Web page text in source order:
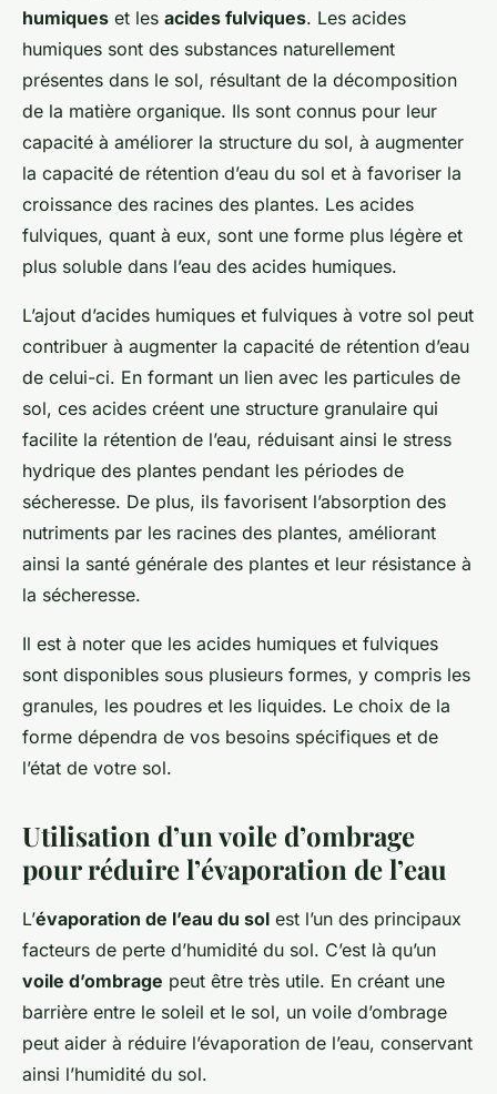
humiques et les acides fulviques. Les acides
humiques sont des substances naturellement
présentes dans le sol, résultant de la décomposition
de la matière organique. Ils sont connus pour leur
capacité à améliorer la structure du sol, à augmenter
la capacité de rétention d’eau du sol et à favoriser la
croissance des racines des plantes. Les acides
fulviques, quant à eux, sont une forme plus légère et
plus soluble dans l’eau des acides humiques.
L’ajout d’acides humiques et fulviques à votre sol peut
contribuer à augmenter la capacité de rétention d’eau
de celui-ci. En formant un lien avec les particules de
sol, ces acides créent une structure granulaire qui
facilite la rétention de l’eau, réduisant ainsi le stress
hydrique des plantes pendant les périodes de
sécheresse. De plus, ils favorisent l’absorption des
nutriments par les racines des plantes, améliorant
ainsi la santé générale des plantes et leur résistance à
la sécheresse.
Il est à noter que les acides humiques et fulviques
sont disponibles sous plusieurs formes, y compris les
granules, les poudres et les liquides. Le choix de la
forme dépendra de vos besoins spécifiques et de
l’état de votre sol.
Utilisation d’un voile d’ombrage
pour réduire l’évaporation de l’eau
L’évaporation de l’eau du sol est l’un des principaux
facteurs de perte d’humidité du sol. C’est là qu’un
voile d’ombrage peut être très utile. En créant une
barrière entre le soleil et le sol, un voile d’ombrage
peut aider à réduire l’évaporation de l’eau, conservant
ainsi l’humidité du sol.